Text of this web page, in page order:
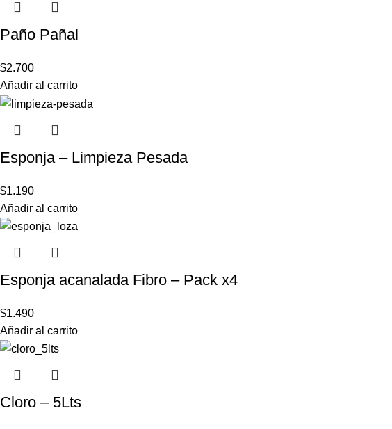
Paño Pañal
$2.700
Añadir al carrito
Esponja – Limpieza Pesada
$1.190
Añadir al carrito
Esponja acanalada Fibro – Pack x4
$1.490
Añadir al carrito
Cloro – 5Lts